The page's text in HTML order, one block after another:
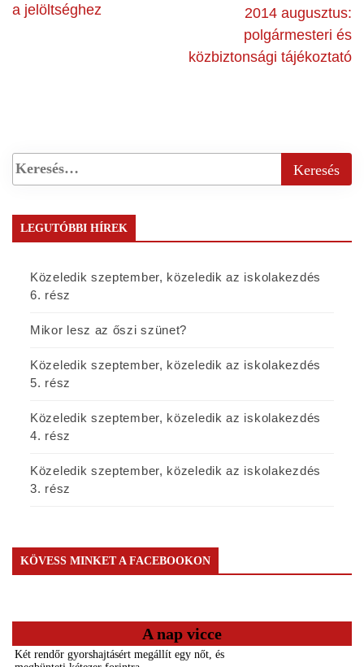
a jelöltséghez
2014 augusztus:
polgármesteri és
közbiztonsági tájékoztató
LEGUTÓBBI HÍREK
Közeledik szeptember, közeledik az iskolakezdés
6. rész
Mikor lesz az őszi szünet?
Közeledik szeptember, közeledik az iskolakezdés
5. rész
Közeledik szeptember, közeledik az iskolakezdés
4. rész
Közeledik szeptember, közeledik az iskolakezdés
3. rész
KÖVESS MINKET A FACEBOOKON
A nap vicce